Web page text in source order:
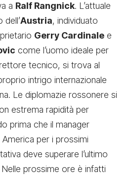
a Ralf Rangnick. L’attuale
Austria, individuato
Gerry Cardinale e
come l’uomo ideale per
tecnico, si trova al
intrigo internazionale
Le diplomazie rossonere si
estrema rapidità per
prima che il manager
per i prossimi
deve superare l’ultimo
prossime ore è infatti